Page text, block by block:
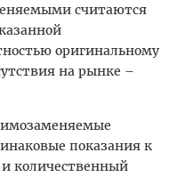
считаются
оригинальному
на рынке –
показания к
количественный